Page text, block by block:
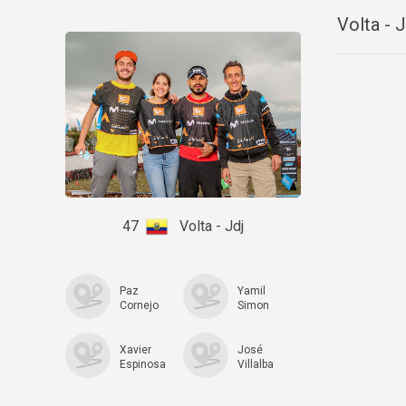
47 Volta - Jdj
Paz
Cornejo
Yamil
Simon
Xavier
Espinosa
José
Villalba
Volta -